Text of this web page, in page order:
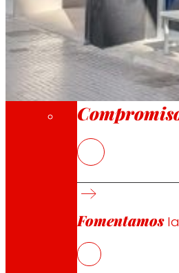
Compromisos
Fomentamosla
El nuevo EROSKI/City
EROSKI mantiene el
ha inaugurado un
productos locales y frescos